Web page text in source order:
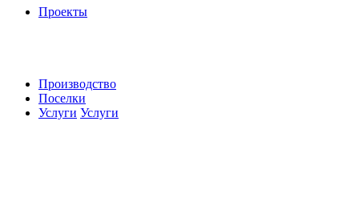
Проекты
Производство
Поселки
Услуги Услуги